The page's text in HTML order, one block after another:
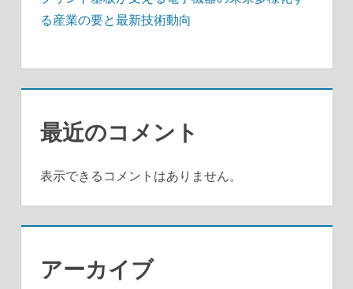
る産業の要と最新技術動向
最近のコメント
表示できるコメントはありません。
アーカイブ